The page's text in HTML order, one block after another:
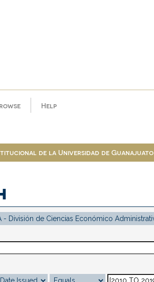
Help
de la Universidad de Guanajuato